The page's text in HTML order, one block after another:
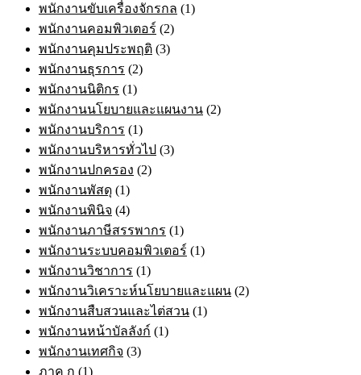
พนักงานขับเครื่องจักรกล (1)
พนักงานคอมพิวเตอร์ (2)
พนักงานคุมประพฤติ (3)
พนักงานธุรการ (2)
พนักงานนิติกร (1)
พนักงานนโยบายและแผนงาน (2)
พนักงานบริการ (1)
พนักงานบริหารทั่วไป (3)
พนักงานปกครอง (2)
พนักงานพัสดุ (1)
พนักงานพินิจ (4)
พนักงานภาษีสรรพากร (1)
พนักงานระบบคอมพิวเตอร์ (1)
พนักงานวิชาการ (1)
พนักงานวิเคราะห์นโยบายและแผน (2)
พนักงานสืบสวนและไต่สวน (1)
พนักงานหน้าบัลลังก์ (1)
พนักงานเทศกิจ (3)
ภาค ก (1)